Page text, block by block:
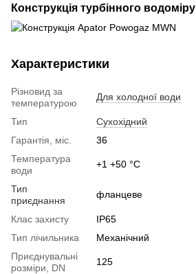
Конструкція турбінного водоміру
Характеристики
Різновид за
температурою
Для холодної води
Тип
Сухохідний
Гарантія, міс.
36
Температура
води
+1 +50 °C
Тип
приєднання
фланцеве
Клас захисту
IP65
Тип лічильника
Механічний
Приєднувальні
розміри, DN
125